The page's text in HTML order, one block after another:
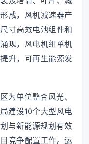
成，风机减速器产
寸高效电池组件和
现，风电机组单机
升，可再生能源发
为单位整合风光、
建设10个大型风电
与新能源规划有效
竞争配置工作。运